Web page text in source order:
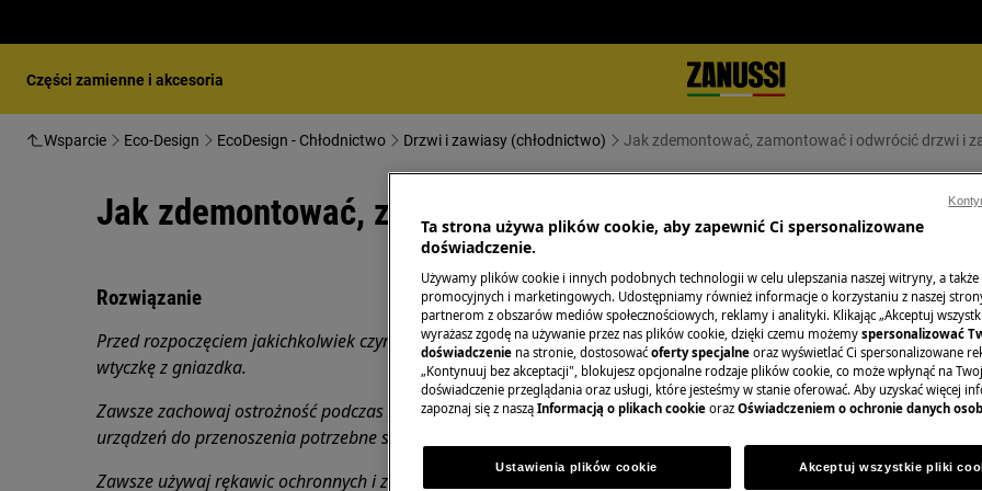
Części zamienne i akcesoria
Wsparcie Eco-Design EcoDesign - Chłodnictwo Drzwi i zawiasy (chłodnictwo) Jak zdemontować, zamontować i odwrócić drzwi i
Jak zdemontować, zamontować i odwrócić drzwi i zawiasy
Rozwiązanie
Przed rozpoczęciem jakichkolwiek czynności konserwacyjnych wyłącz urządzenie i wyjmij
wtyczkę zgniazdka.
Zawsze zachowaj ostrożność podczas przenoszenia urządzeń, w przypadku ciężkich
urządzeń do przenoszenia potrzebne są dwie osoby.
Zawsze używaj rękawic ochronnych i załączonego obuwia.
Ta strona używa plików cookie, aby zapewnić Ci spersonalizowane
doświadczenie.
Używamy plików cookie i innych podobnych technologii w celu ulepszania naszej witryny, a także
promocyjnych i marketingowych. Udostępniamy również informacje o korzystaniu z naszej
partnerom z obszarów mediów społecznościowych, reklamy i analityki. Klikając „Akceptuj
wyrażasz zgodę na używanie przez nas plików cookie, dzięki czemu możemy spersonalizować
doświadczenie na stronie, dostosować oferty specjalne oraz wyświetlać Ci spersonalizowane
„Kontynuuj bez akceptacji", blokujesz opcjonalne rodzaje plików cookie, co może wpłynąć na
doświadczenie przeglądania oraz usługi, które jesteśmy w stanie oferować. Aby uzyskać więcej
zapoznaj się z naszą Informacją o plikach cookie oraz Oświadczeniem o ochronie danych
Ustawienia plików cookie Akceptuj wszystkie pliki